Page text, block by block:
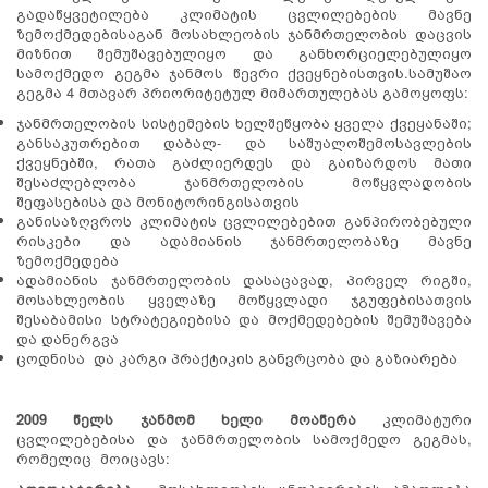
გადაწყვეტილება კლიმატის ცვლილებების მავნე
ზემოქმედებისაგან მოსახლეობის ჯანმრთელობის დაცვის
მიზნით შემუშავებულიყო და განხორციელებულიყო
სამოქმედო გეგმა ჯანმოს წევრი ქვეყნებისთვის.სამუშაო
გეგმა 4 მთავარ პრიორიტეტულ მიმართულებას გამოყოფს:
ჯანმრთელობის სისტემების ხელშეწყობა ყველა ქვეყანაში;
განსაკუთრებით დაბალ- და საშუალოშემოსავლების
ქვეყნებში, რათა გაძლიერდეს და გაიზარდოს მათი
შესაძლებლობა ჯანმრთელობის მოწყვლადობის
შეფასებისა და მონიტორინგისათვის
განისაზღვროს კლიმატის ცვლილებებით განპირობებული
რისკები და ადამიანის ჯანმრთელობაზე მავნე
ზემოქმედება
ადამიანის ჯანმრთელობის დასაცავად, პირველ რიგში,
მოსახლეობის ყველაზე მოწყვლადი ჯგუფებისათვის
შესაბამისი სტრატეგიებისა და მოქმედებების შემუშავება
და დანერგვა
ცოდნისა და კარგი პრაქტიკის განვრცობა და გაზიარება
2009 წელს ჯანმომ ხელი მოაწერა კლიმატური
ცვლილებებისა და ჯანმრთელობის სამოქმედო გეგმას,
რომელიც მოიცავს: